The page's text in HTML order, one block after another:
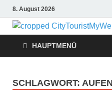
8. August 2026
HAUPTMENÜ
SCHLAGWORT: